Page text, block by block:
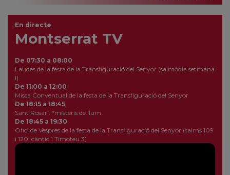
En directe
Montserrat TV
De 07:30 a 08:00
Laudes de la festa de la Transfiguració del Senyor (salmòdia setmana
I)
De 11:00 a 12:00
Missa Conventual de la festa de la Transfiguració del Senyor
De 18:15 a 18:45
Sant Rosari: *misteris de llum
De 18:45 a 19:30
Ofici de Vespres de la festa de la Transfiguració del Senyor (salms 109
i 120, càntic 1 Timoteu 3)